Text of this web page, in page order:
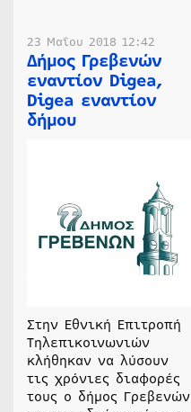
23 Μαΐου 2018 12:42
Δήμος Γρεβενών
εναντίον Digea,
Digea εναντίον
δήμου
Στην Εθνική Επιτροπή
Τηλεπικοινωνιών
κλήθηκαν να λύσουν
τις χρόνιες διαφορές
τους ο δήμος Γρεβενών